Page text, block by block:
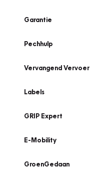
Garantie
Pechhulp
Vervangend Vervoer
Labels
GRIP Expert
E-Mobility
GroenGedaan